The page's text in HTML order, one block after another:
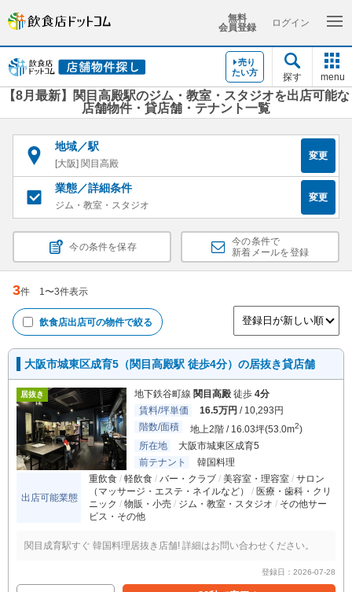
無料
会員登録
ログイン
売り
たい方
探す menu
【8月最新】関目高殿駅のジム・教室・スタジオを出店可能な
店舗物件・貸店舗・テナント一覧
地域／駅
[大阪] 関目高殿
変更
業態／詳細条件
ジム・教室・スタジオ
変更
今の条件を保存
今の条件で
新着メールを登録
3件 1〜3件表示
飲食店出店可の物件で絞る
大阪市城東区成育5（関目高殿駅 徒歩4分）の居抜き貸店舗
居抜き 地下鉄谷町線 関目高殿 徒歩 4分
賃料/坪単価
16.5万円 / 10,293円
階数/面積
地上2階 / 16.03坪(53.0m2)
所在地
大阪市城東区成育5
前テナント
韓国料理
出店可能業態
重飲食 軽飲食 バー・クラブ 美容室・理容室
サロン
（マッサージ・エステ・ネイルなど）
医療・歯科・クリ
ニック
物販・小売 ジム・教室・スタジオ
その他サー
ビス・その他
関目成育駅すぐ 韓国料理居抜き店舗! 詳細はお問い合わせください。
登録日：2026-07-28